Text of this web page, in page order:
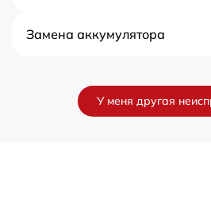
Замена аккумулятора
У меня другая